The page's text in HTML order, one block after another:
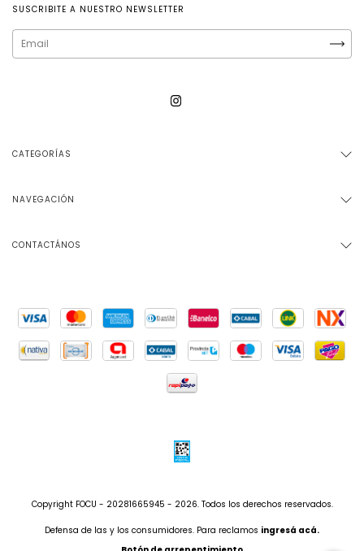
SUSCRIBITE A NUESTRO NEWSLETTER
CATEGORÍAS
NAVEGACIÓN
CONTACTÁNOS
Copyright FOCU - 20281665945 - 2026. Todos los derechos reservados.
Defensa de las y los consumidores. Para reclamos ingresá acá.